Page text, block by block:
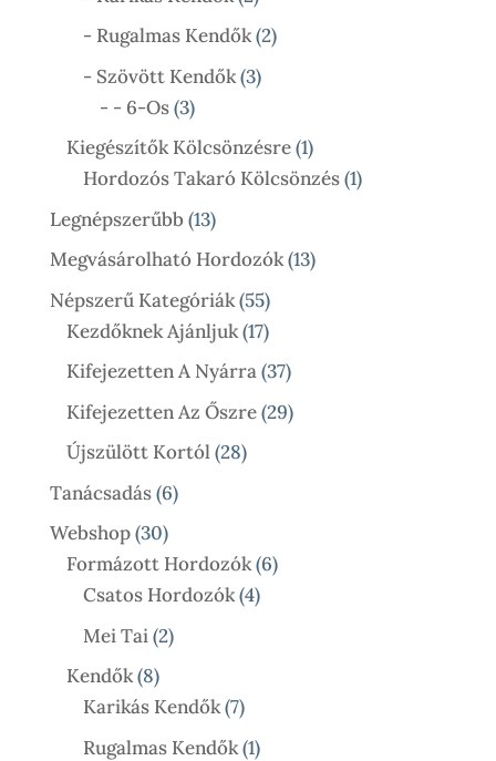
Termék
- Rugalmas Kendők 22
- Szövött Kendők 33
- - 6-Os 33
Termék
Kiegészítők Kölcsönzésre 11
Termék
Hordozós Takaró Kölcsönzés 11
Legnépszerűbb 1313
Termék
Megvásárolható Hordozók 1313
Népszerű Kategóriák 5555
Termék
Kezdőknek Ajánljuk 1717
Termék
Kifejezetten A Nyárra 3737
Termék
Kifejezetten Az Őszre 2929
Újszülött Kortól 2828
Tanácsadás 66
Webshop 3030
Termék
Formázott Hordozók 66
Csatos Hordozók 44
Mei Tai 22
Kendők 88
Termék
Karikás Kendők 77
Termék
Rugalmas Kendők 11